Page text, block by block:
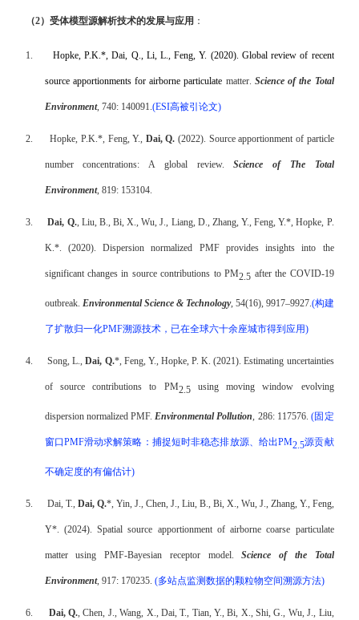
（2）受体模型源解析技术的发展与应用 ：
1. Hopke, P.K.*, Dai, Q., Li, L., Feng, Y. (2020). Global review of recent
source apportionments for airborne particulate matter. Science of the Total
Environment, 740: 140091. (ESI高被引论文)
2. Hopke, P.K.*, Feng, Y., Dai, Q. (2022). Source apportionment of particle
number concentrations: A global review.Science of The Total
Environment, 819: 153104.
3. Dai, Q., Liu, B., Bi, X., Wu, J., Liang, D., Zhang, Y., Feng, Y.*, Hopke, P.
K.*. (2020). Dispersion normalized PMF provides insights into the
significant changes in source contributions to PM2.5 after the COVID-19
outbreak. Environmental Science & Technology, 54(16), 9917–9927.(构建
了扩散归一化PMF溯源技术，已在全球六十余座城市得到应用)
4. Song, L.,Dai, Q.*, Feng, Y., Hopke, P. K. (2021). Estimating uncertainties
of source contributions to PM2.5using moving window evolving
dispersion normalized PMF.Environmental Pollution, 286: 117576.(固定
窗口PMF滑动求解策略：捕捉短时非稳态排放源、给出PM2.5源贡献
不确定度的有偏估计)
5. Dai, T., Dai, Q.*, Yin, J., Chen, J., Liu, B., Bi, X., Wu, J., Zhang, Y., Feng,
Y*. (2024). Spatial source apportionment of airborne coarse particulate
matter using PMF-Bayesian receptor model.Science of the Total
Environment, 917: 170235. (多站点监测数据的颗粒物空间溯源方法)
6. Dai, Q., Chen, J., Wang, X., Dai, T., Tian, Y., Bi, X., Shi, G., Wu, J., Liu,